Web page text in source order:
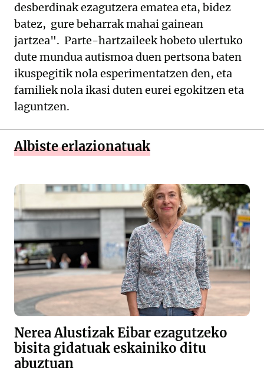
desberdinak ezagutzera ematea eta, bidez
batez, gure beharrak mahai gainean
jartzea". Parte-hartzaileek hobeto ulertuko
dute mundua autismoa duen pertsona baten
ikuspegitik nola esperimentatzen den, eta
familiek nola ikasi duten eurei egokitzen eta
laguntzen.
Albiste erlazionatuak
Nerea Alustizak Eibar ezagutzeko
bisita gidatuak eskainiko ditu
abuztuan